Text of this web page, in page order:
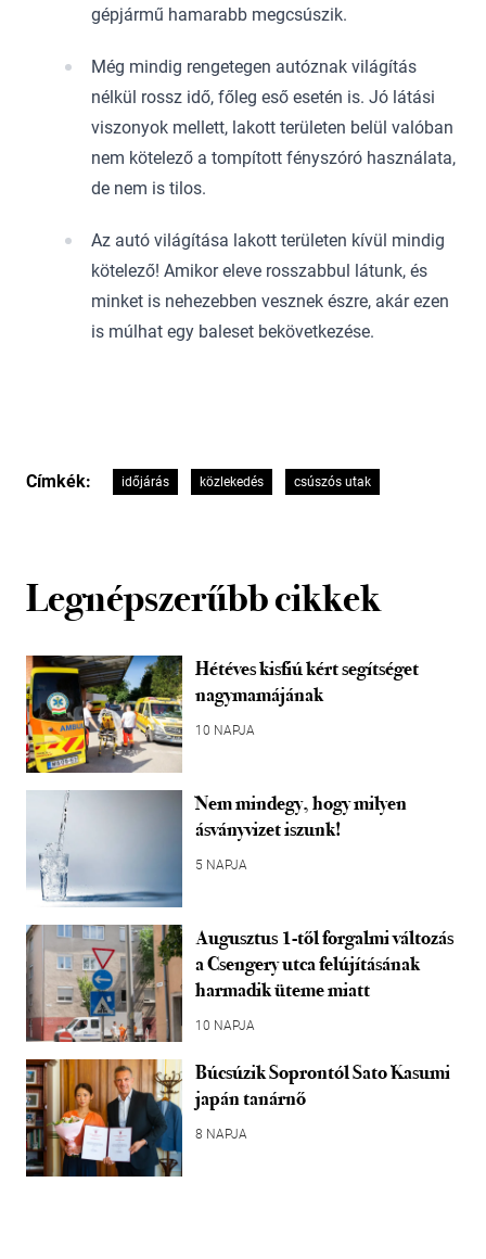
gépjármű hamarabb megcsúszik.
Még mindig rengetegen autóznak világítás
nélkül rossz idő, főleg eső esetén is. Jó látási
viszonyok mellett, lakott területen belül valóban
nem kötelező a tompított fényszóró használata,
de nem is tilos.
Az autó világítása lakott területen kívül mindig
kötelező! Amikor eleve rosszabbul látunk, és
minket is nehezebben vesznek észre, akár ezen
is múlhat egy baleset bekövetkezése.
Címkék: időjárás közlekedés csúszós utak
Legnépszerűbb cikkek
Hétéves kisfiú kért segítséget
nagymamájának
10 NAPJA
Nem mindegy, hogy milyen
ásványvizet iszunk!
5 NAPJA
Augusztus 1-től forgalmi változás
a Csengery utca felújításának
harmadik üteme miatt
10 NAPJA
Búcsúzik Soprontól Sato Kasumi
japán tanárnő
8 NAPJA